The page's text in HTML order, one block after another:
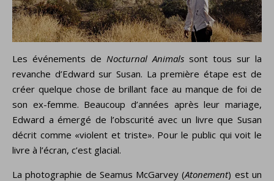
Les événements de Nocturnal Animals sont tous sur la
revanche d’Edward sur Susan. La première étape est de
créer quelque chose de brillant face au manque de foi de
son ex-femme. Beaucoup d’années après leur mariage,
Edward a émergé de l’obscurité avec un livre que Susan
décrit comme «violent et triste». Pour le public qui voit le
livre à l’écran, c’est glacial.
La photographie de Seamus McGarvey (Atonement) est un